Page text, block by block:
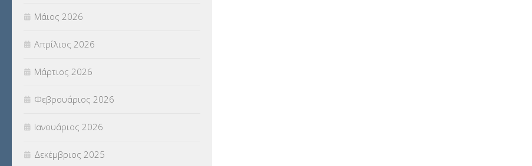
ΠΑΝΕΛΛΑΔΙΚΕΣ ΕΞΕΤΑΣΕΙΣ
ΠΡΟΚΗΡΥΞΕΙΣ(18)
ΣΕΜΙΝΑΡΙΑ – ΗΜΕΡΙΔΕΣ
ΣΕΠ(50)
ΣΤΕΛΕΧΗ(360)
ΣΥΜΒΟΥΛΕΥΤΙΚΟΣ ΣΤΑΘΜΟΣ ΝΕΩΝ
Μάιος 2026
Απρίλιος 2026
Μάρτιος 2026
Φεβρουάριος 2026
Ιανουάριος 2026
Δεκέμβριος 2025